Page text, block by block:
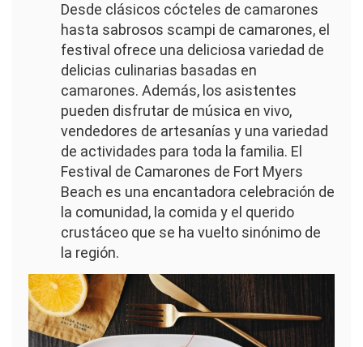
Desde clásicos cócteles de camarones
hasta sabrosos scampi de camarones, el
festival ofrece una deliciosa variedad de
delicias culinarias basadas en
camarones. Además, los asistentes
pueden disfrutar de música en vivo,
vendedores de artesanías y una variedad
de actividades para toda la familia. El
Festival de Camarones de Fort Myers
Beach es una encantadora celebración de
la comunidad, la comida y el querido
crustáceo que se ha vuelto sinónimo de
la región.
Imagen